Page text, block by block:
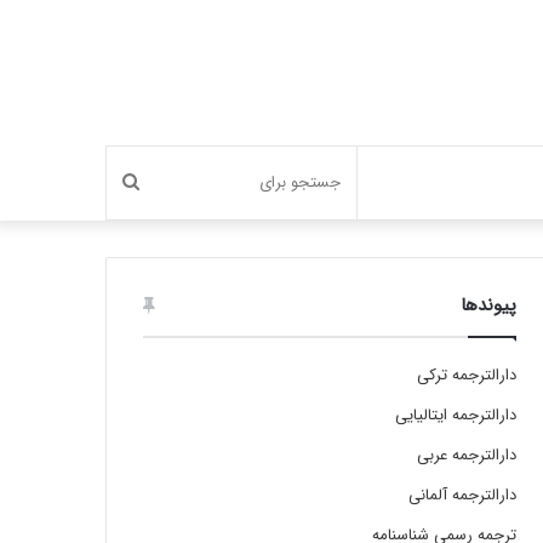
جستجو
برای
پیوندها
دارالترجمه ترکی
دارالترجمه ایتالیایی
دارالترجمه عربی
دارالترجمه آلمانی
ترجمه رسمی شناسنامه